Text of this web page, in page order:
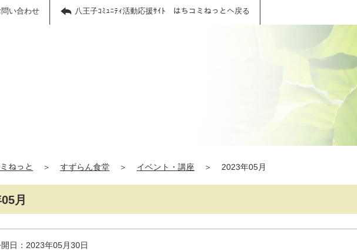
問い合わせ 八王子ｺﾐｭﾆﾃｨ活動応援ｻｲﾄ はちコミねっとへ戻る
ねっと ＞ すずらん食堂 ＞ イベント・講座 ＞ 2023年05月
月
日：2023年05月30日